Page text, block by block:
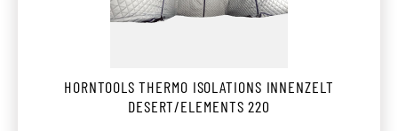
HORNTOOLS THERMO ISOLATIONS INNENZELT
DESERT/ELEMENTS 220